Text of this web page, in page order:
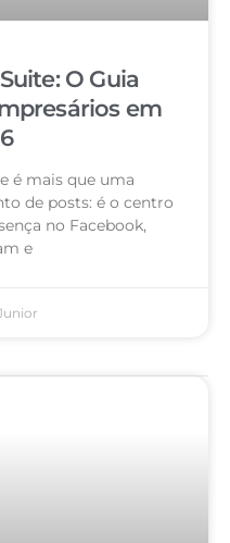
O Guia
em
é mais que uma
de posts: é o centro
no Facebook,
e